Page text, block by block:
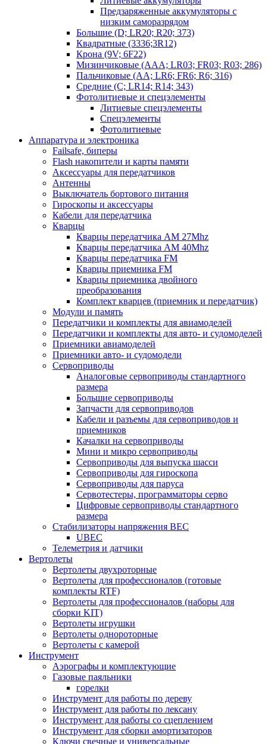
Предзаряженные аккумуляторы с
низким саморазрядом
Большие (D; LR20; R20; 373)
Квадратные (3336;3R12)
Крона (9V; 6F22)
Мизинчиковые (AAA; LR03; FR03; R03; 286)
Пальчиковые (AA; LR6; FR6; R6; 316)
Средние (C; LR14; R14; 343)
Фотолитиевые и спецэлементы
Литиевые спецэлементы
Спецэлементы
Фотолитиевые
Аппаратура и электроника
Failsafe, биперы
Flash накопители и карты памяти
Аксессуары для передатчиков
Антенны
Выключатель бортового питания
Гироскопы и аксессуары
Кабели для передатчика
Кварцы
Кварцы передатчика AM 27Mhz
Кварцы передатчика AM 40Mhz
Кварцы передатчика FM
Кварцы приемника FM
Кварцы приемника двойного
преобразования
Комплект кварцев (приемник и передатчик)
Модули и память
Передатчики и комплекты для авиамоделей
Передатчики и комплекты для авто- и судомоделей
Приемники авиамоделей
Приемники авто- и судомодели
Сервоприводы
Аналоговые сервоприводы стандартного
размера
Большие сервоприводы
Запчасти для сервоприводов
Кабели и разъемы для сервоприводов и
приемников
Качалки на сервоприводы
Мини и микро сервоприводы
Сервоприводы для выпуска шасси
Сервоприводы для гироскопа
Сервоприводы для паруса
Сервотестеры, программаторы серво
Цифровые сервоприводы стандартного
размера
Стабилизаторы напряжения BEC
UBEC
Телеметрия и датчики
Вертолеты
Вертолеты двухроторные
Вертолеты для профессионалов (готовые
комплекты RTF)
Вертолеты для профессионалов (наборы для
сборки KIT)
Вертолеты игрушки
Вертолеты однороторные
Вертолеты с камерой
Инструмент
Аэрографы и комплектующие
Газовые паяльники
горелки
Инструмент для работы по дереву
Инструмент для работы по лексану
Инструмент для работы со сцеплением
Инструмент для сборки амортизаторов
Ключи свечные и универсальные